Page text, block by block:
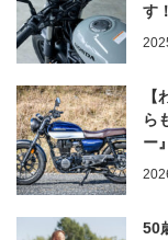
す！
ら
ー
う
50